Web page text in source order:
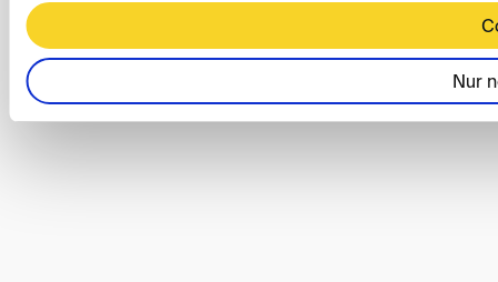
Nur